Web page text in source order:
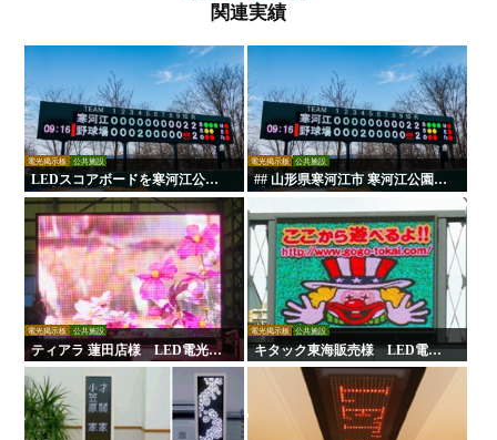
関連実績
電光掲示板 公共施設
LEDスコアボードを寒河江公園
野球場に設置｜負担軽減！手動
式からの更新で試合運営を効率
化！
電光掲示板 公共施設
## 山形県寒河江市 寒河江公園野
球場に大型LEDスコアボードを
設置しました 山形県寒河江市の
寒河江公園内にある野球場に
て、大型LEDスコアボード（電
光掲示板）の設置工事を行いま
した。
電光掲示板 公共施設
ティアラ 蓮田店様 LED電光掲
示板
電光掲示板 公共施設
キタック東海販売様 LED電光
掲示板